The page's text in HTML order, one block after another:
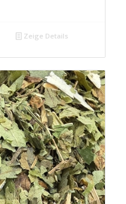
Zeige Details